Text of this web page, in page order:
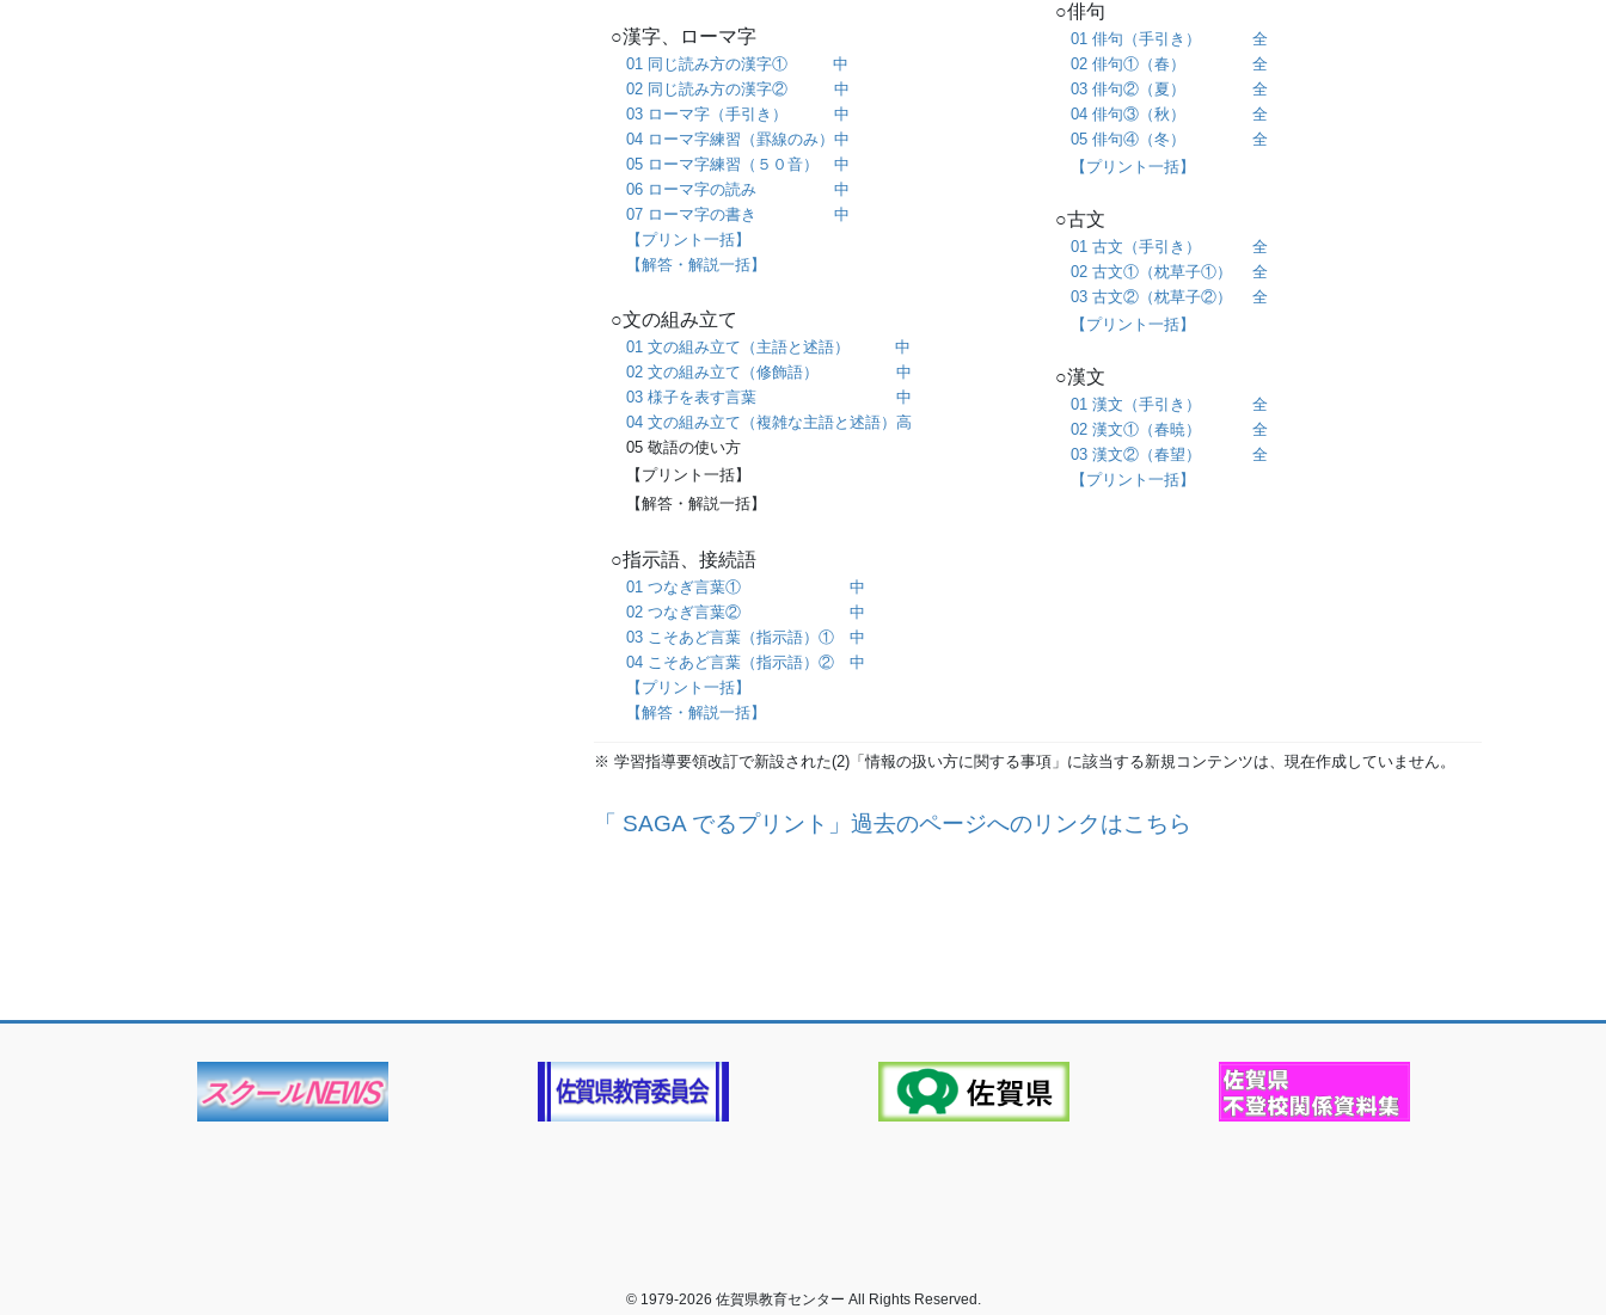
○漢字、ローマ字
01 同じ読み方の漢字① 中
02 同じ読み方の漢字② 中
03 ローマ字（手引き） 中
04 ローマ字練習（罫線のみ）中
05 ローマ字練習（５０音） 中
06 ローマ字の読み 中
07 ローマ字の書き 中
【プリント一括】
【解答・解説一括】
○文の組み立て
01 文の組み立て（主語と述語） 中
02 文の組み立て（修飾語） 中
03 様子を表す言葉 中
04 文の組み立て（複雑な主語と述語）高
05 敬語の使い方
【プリント一括】
【解答・解説一括】
○指示語、接続語
01 つなぎ言葉① 中
02 つなぎ言葉② 中
03 こそあど言葉（指示語）① 中
04 こそあど言葉（指示語）② 中
【プリント一括】
【解答・解説一括】
○俳句
01 俳句（手引き） 全
02 俳句①（春） 全
03 俳句②（夏） 全
04 俳句③（秋） 全
05 俳句④（冬） 全
【プリント一括】
○古文
01 古文（手引き） 全
02 古文①（枕草子①） 全
03 古文②（枕草子②） 全
【プリント一括】
○漢文
01 漢文（手引き） 全
02 漢文①（春暁） 全
03 漢文②（春望） 全
【プリント一括】
※ 学習指導要領改訂で新設された(2)「情報の扱い方に関する事項」に該当する新規コンテンツは、現在作成していません。
「 SAGA でるプリント」過去のページへのリンクはこちら
© 1979-2026 佐賀県教育センター All Rights Reserved.